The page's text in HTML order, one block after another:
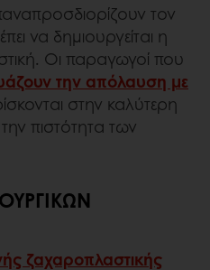
τον
να δημιουργείται η
Οι παραγωγοί που
την απόλαυση με
στην καλύτερη
πιστότητα των
ζαχαροπλαστικής